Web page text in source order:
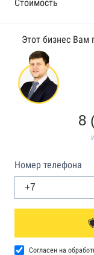
Стоимость
Этот бизнес Вам
8
Номер телефона
Согласен на